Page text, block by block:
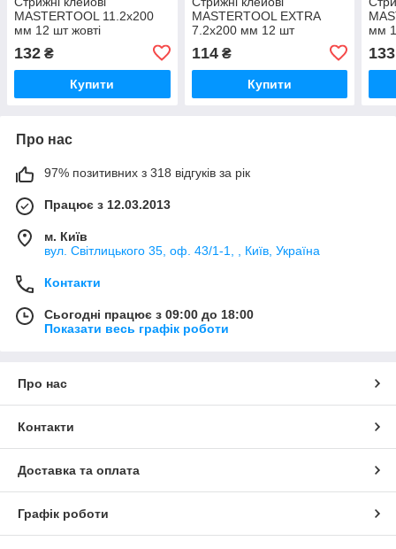
MASTERTOOL 11.2х200
мм 12 шт жовті
132 ₴
Купити
MASTERTOOL EXTRA
7.2х200 мм 12 шт
114₴
Купити
мм
133
Про нас
97% позитивних з 318 відгуків за рік
Працює з 12.03.2013
м. Київ
вул. Світлицького 35, оф. 43/1-1, , Київ, Україна
Контакти
Сьогодні працює з 09:00 до 18:00
Показати весь графік роботи
Про нас
Контакти
Доставка та оплата
Графік роботи